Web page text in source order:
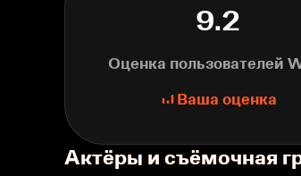
9.2
Оценка пользователей
Ваша оценка
Актёры и съёмочная